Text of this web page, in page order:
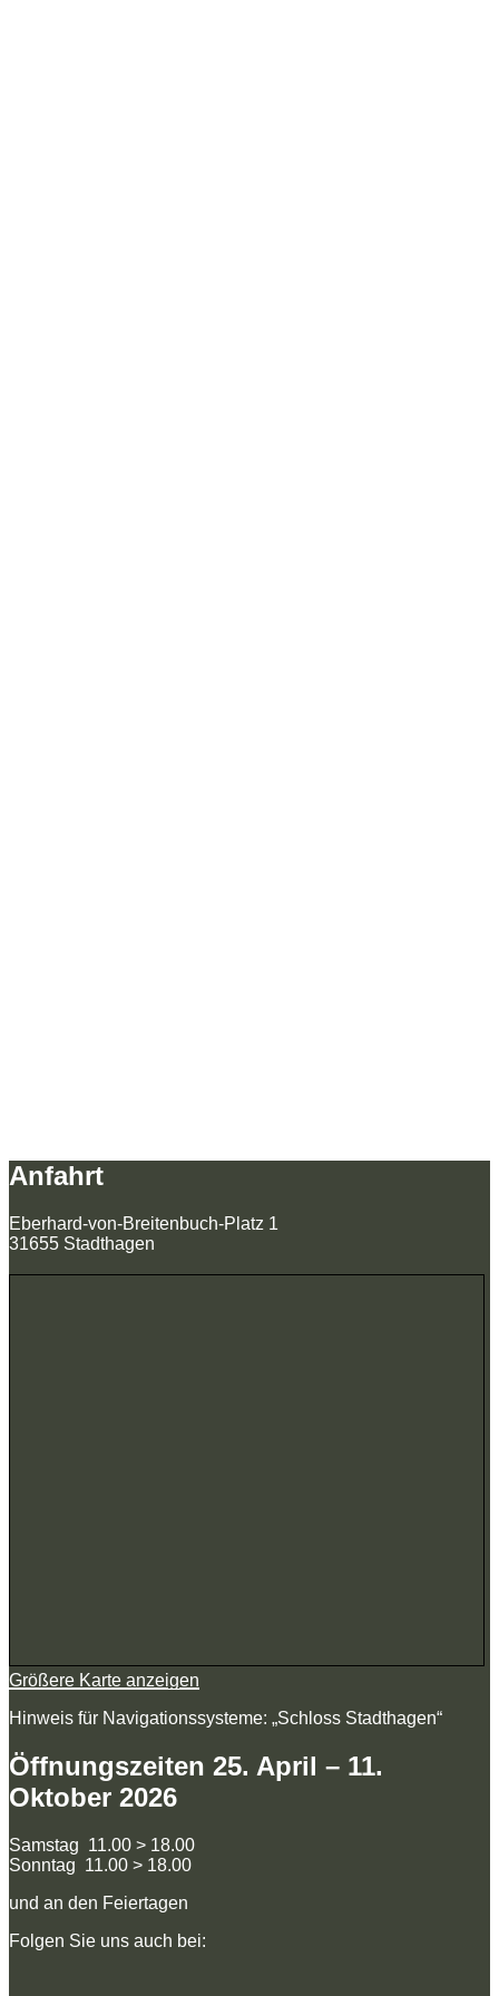
Anfahrt
Eberhard-von-Breitenbuch-Platz 1
31655 Stadthagen
Größere Karte anzeigen
Hinweis für Navigationssysteme: „Schloss Stadthagen“
Öffnungszeiten 25. April – 11.
Oktober 2026
Samstag 11.00 > 18.00
Sonntag 11.00 > 18.00
und an den Feiertagen
Folgen Sie uns auch bei: